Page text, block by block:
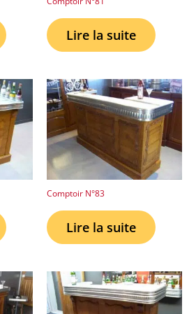
Lire la suite
Comptoir N°83
Lire la suite